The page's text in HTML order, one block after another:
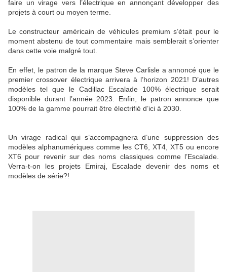
faire un virage vers l’électrique en annonçant développer des
projets à court ou moyen terme.
Le constructeur américain de véhicules premium s’était pour le
moment abstenu de tout commentaire mais semblerait s’orienter
dans cette voie malgré tout.
En effet, le patron de la marque Steve Carlisle a annoncé que le
premier crossover électrique arrivera à l’horizon 2021! D’autres
modèles tel que le Cadillac Escalade 100% électrique serait
disponible durant l’année 2023. Enfin, le patron annonce que
100% de la gamme pourrait être électrifié d’ici à 2030.
Un virage radical qui s’accompagnera d’une suppression des
modèles alphanumériques comme les CT6, XT4, XT5 ou encore
XT6 pour revenir sur des noms classiques comme l’Escalade.
Verra-t-on les projets Emiraj, Escalade devenir des noms et
modèles de série?!